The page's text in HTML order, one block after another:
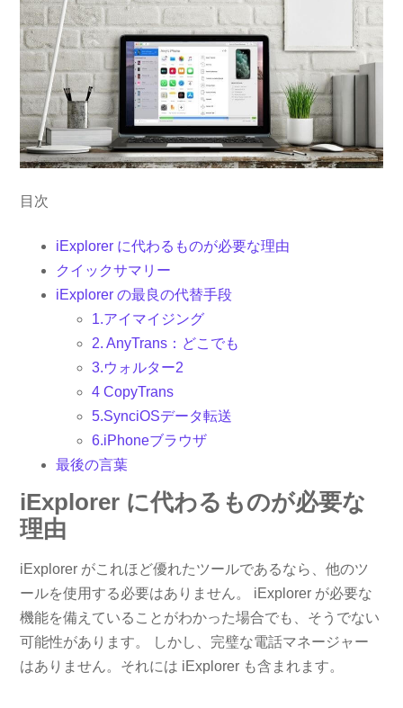
目次
iExplorer に代わるものが必要な理由
クイックサマリー
iExplorer の最良の代替手段
1.アイマイジング
2. AnyTrans：どこでも
3.ウォルター2
4 CopyTrans
5.SynciOSデータ転送
6.iPhoneブラウザ
最後の言葉
iExplorer に代わるものが必要な
理由
iExplorer がこれほど優れたツールであるなら、他のツ
ールを使用する必要はありません。 iExplorer が必要な
機能を備えていることがわかった場合でも、そうでない
可能性があります。 しかし、完璧な電話マネージャー
はありません。それには iExplorer も含まれます。